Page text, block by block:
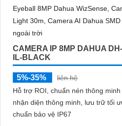
chính xác người và phương tiện
CAMERA IP 8MP DAHUA
IL-BLACK
5%-35%
liên hệ
Hỗ trợ ROI, chuẩn nén thông minh
nhận diện thông minh, lưu trữ tối
chuẩn bảo vệ IP67